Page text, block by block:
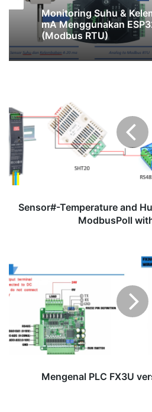
January 8, 2026
mA Menggunakan
(Modbus RTU)
Radar Deteksi Objek
Sensor Ultrasonic HC-
sebagai Server (Web
and
Humadity
Sensor
Using
ModbusPoll
with
RS485
Sensor#-Temperature and
ModbusPoll
PLC
FX3U
versi
Mengenal PLC FX3U